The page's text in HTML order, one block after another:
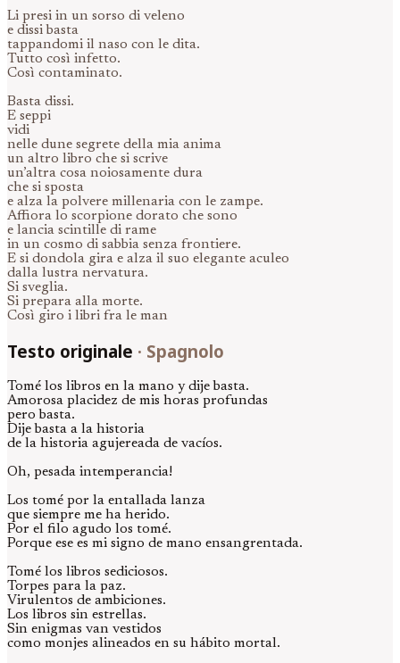
Li presi in un sorso di veleno
e dissi basta
tappandomi il naso con le dita.
Tutto così infetto.
Così contaminato.
Basta dissi.
E seppi
vidi
nelle dune segrete della mia anima
un altro libro che si scrive
un’altra cosa noiosamente dura
che si sposta
e alza la polvere millenaria con le zampe.
Affiora lo scorpione dorato che sono
e lancia scintille di rame
in un cosmo di sabbia senza frontiere.
E si dondola gira e alza il suo elegante aculeo
dalla lustra nervatura.
Si sveglia.
Si prepara alla morte.
Così giro i libri fra le man
Testo originale · Spagnolo
Tomé los libros en la mano y dije basta.
Amorosa placidez de mis horas profundas
pero basta.
Dije basta a la historia
de la historia agujereada de vacíos.
Oh, pesada intemperancia!
Los tomé por la entallada lanza
que siempre me ha herido.
Por el filo agudo los tomé.
Porque ese es mi signo de mano ensangrentada.
Tomé los libros sediciosos.
Torpes para la paz.
Virulentos de ambiciones.
Los libros sin estrellas.
Sin enigmas van vestidos
como monjes alineados en su hábito mortal.